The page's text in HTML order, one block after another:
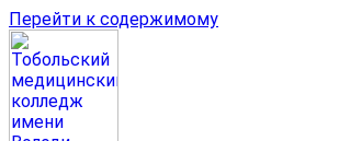
Перейти к содержимому